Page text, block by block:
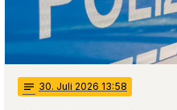
notes 30. Juli 2026 13:58